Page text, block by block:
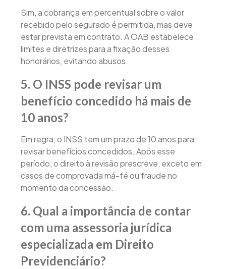
Sim, a cobrança em percentual sobre o valor
recebido pelo segurado é permitida, mas deve
estar prevista em contrato. A OAB estabelece
limites e diretrizes para a fixação desses
honorários, evitando abusos.
5. O INSS pode revisar um
benefício concedido há mais de
10 anos?
Em regra, o INSS tem um prazo de 10 anos para
revisar benefícios concedidos. Após esse
período, o direito à revisão prescreve, exceto em
casos de comprovada má-fé ou fraude no
momento da concessão.
6. Qual a importância de contar
com uma assessoria jurídica
especializada em Direito
Previdenciário?